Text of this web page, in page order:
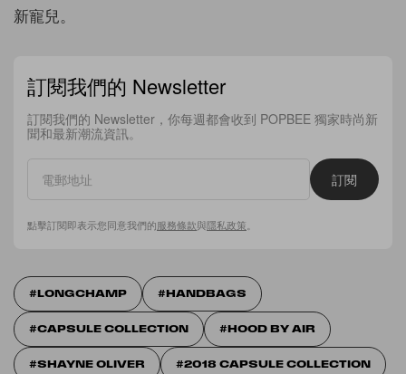
新寵兒。
訂閱我們的 Newsletter
訂閱我們的 Newsletter，你每週都會收到 POPBEE 獨家時尚新
聞和最新潮流資訊。
訂閱
點擊訂閱即表示您同意我們的服務條款與隱私政策
LONGCHAMP HANDBAGS
CAPSULE COLLECTION HOOD BY AIR
SHAYNE OLIVER 2018 CAPSULE COLLECTION